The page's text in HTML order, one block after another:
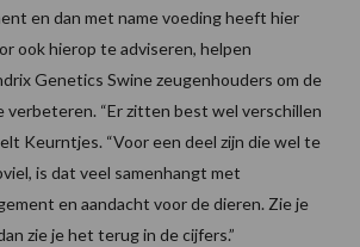
en dan met name voeding heeft hier
ook hierop te adviseren, helpen
Genetics Swine zeugenhouders om de
“Er zitten best wel verschillen
Keurntjes. “Voor een deel zijn die wel te
is dat veel samenhangt met
en aandacht voor de dieren. Zie je
zie je het terug in de cijfers.”